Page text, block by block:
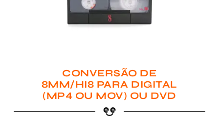
CONVERSÃO DE
8MM/HI8 PARA DIGITAL
(MP4 OU MOV) OU DVD